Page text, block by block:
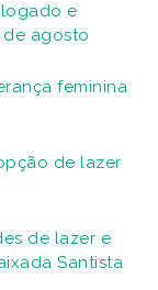
e
de agosto
feminina
de lazer
de lazer e
Santista